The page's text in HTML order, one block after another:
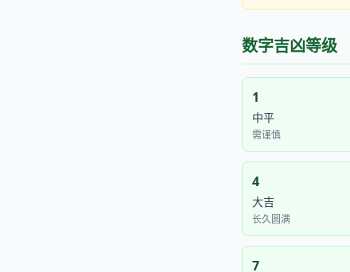
数字吉凶等级
1
中平
需谨慎
4
大吉
长久圆满
7